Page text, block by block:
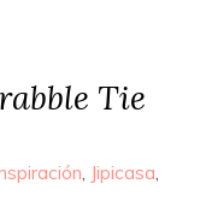
Tie
, Jipicasa,